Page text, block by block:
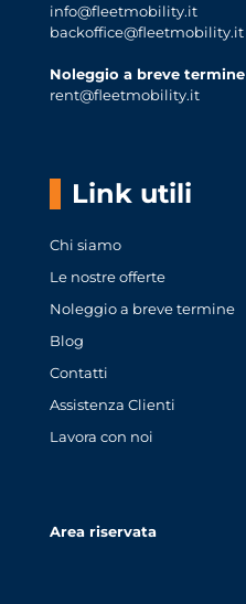
info@fleetmobility.it
backoffice@fleetmobility.it
Noleggio a breve termine
rent@fleetmobility.it
Link utili
Chi siamo
Le nostre offerte
Noleggio a breve termine
Blog
Contatti
Assistenza Clienti
Lavora con noi
Area riservata